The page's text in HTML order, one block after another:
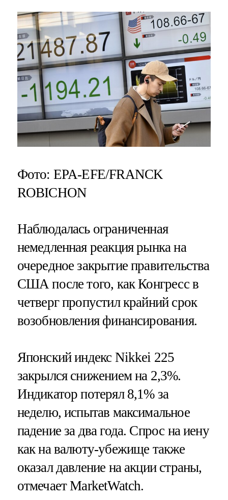
Фото: EPA-EFE/FRANCK
ROBICHON
Наблюдалась ограниченная
немедленная реакция рынка на
очередное закрытие правительства
США после того, как Конгресс в
четверг пропустил крайний срок
возобновления финансирования.
Японский индекс Nikkei 225
закрылся снижением на 2,3%.
Индикатор потерял 8,1% за
неделю, испытав максимальное
падение за два года. Спрос на иену
как на валюту-убежище также
оказал давление на акции страны,
отмечает MarketWatch.